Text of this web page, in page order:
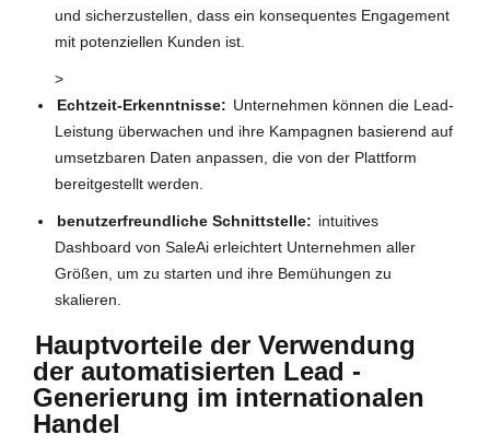
und sicherzustellen, dass ein konsequentes Engagement
mit potenziellen Kunden ist.
>
Echtzeit-Erkenntnisse: Unternehmen können die Lead-
Leistung überwachen und ihre Kampagnen basierend auf
umsetzbaren Daten anpassen, die von der Plattform
bereitgestellt werden.
benutzerfreundliche Schnittstelle: intuitives
Dashboard von SaleAi erleichtert Unternehmen aller
Größen, um zu starten und ihre Bemühungen zu
skalieren.
Hauptvorteile der Verwendung
der automatisierten Lead -
Generierung im internationalen
Handel